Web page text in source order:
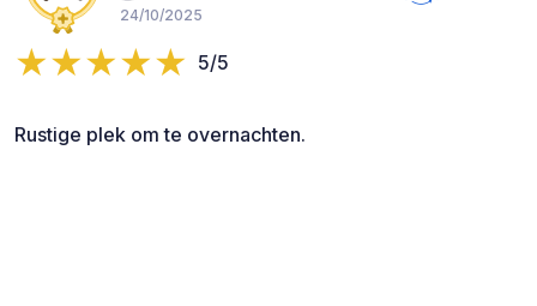
24/10/2025
5/5
Rustige plek om te overnachten.